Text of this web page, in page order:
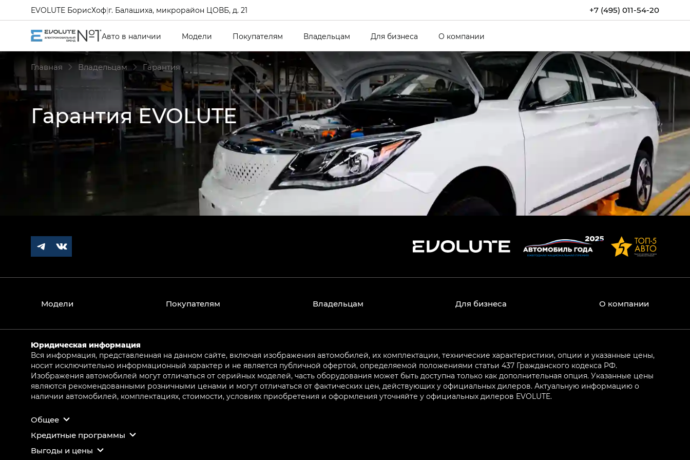
+7 (495) 011-54-20
EVOLUTE БорисХоф|г. Балашиха, микрорайон ЦОВБ, д. 21
Авто в наличии Модели Покупателям Владельцам Для бизнеса О компании
Главная Владельцам Гарантия
Гарантия EVOLUTE
Модели Покупателям Владельцам Для бизнеса О компании
Юридическая информация
Вся информация, представленная на данном сайте, включая изображения автомобилей, их комплектации, технические характеристики, опции и указанные цены,
носит исключительно информационный характер и не является публичной офертой, определяемой положениями статьи 437 Гражданского кодекса РФ.
Изображения автомобилей могут отличаться от серийных моделей, часть оборудования может быть доступна только как дополнительная опция. Указанные цены
являются рекомендованными розничными ценами и могут отличаться от фактических цен, действующих у официальных дилеров. Актуальную информацию о
наличии автомобилей, комплектациях, стоимости, условиях приобретения и оформления уточняйте у официальных дилеров EVOLUTE.
Общее
Кредитные программы
Выгоды и цены